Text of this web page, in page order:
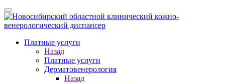
Платные услуги
Назад
Платные услуги
Дерматовенерология
Назад